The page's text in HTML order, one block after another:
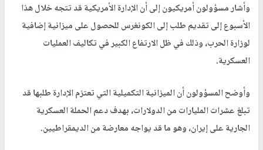
وأشار مسؤولون أمريكيون إلى أن الإدارة الأمريكية قد تتجه خلال هذا
الأسبوع إلى تقديم طلب إلى الكونغرس للحصول على ميزانية إضافية
لوزارة الحرب، وذلك في ظل الارتفاع الكبير في تكاليف العمليات
العسكرية.
وأوضح المسؤولون أن الميزانية التكميلية التي تعتزم الإدارة طلبها قد
تبلغ عشرات المليارات من الدولارات، بهدف دعم الحملة العسكرية
الجارية على إيران، وهو ما قد يواجه معارضة من الديمقراطيين.